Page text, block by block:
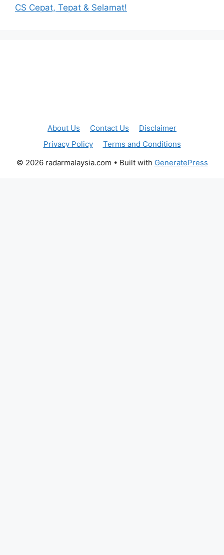
CS Cepat, Tepat & Selamat!
About Us Contact Us
Disclaimer
Privacy Policy
Terms and Conditions
© 2026 radarmalaysia.com • Built with GeneratePress